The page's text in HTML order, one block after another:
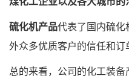
硫化机产品代表了国内硫
外众多优质客户的信任和订
总的来看，公司的化工装